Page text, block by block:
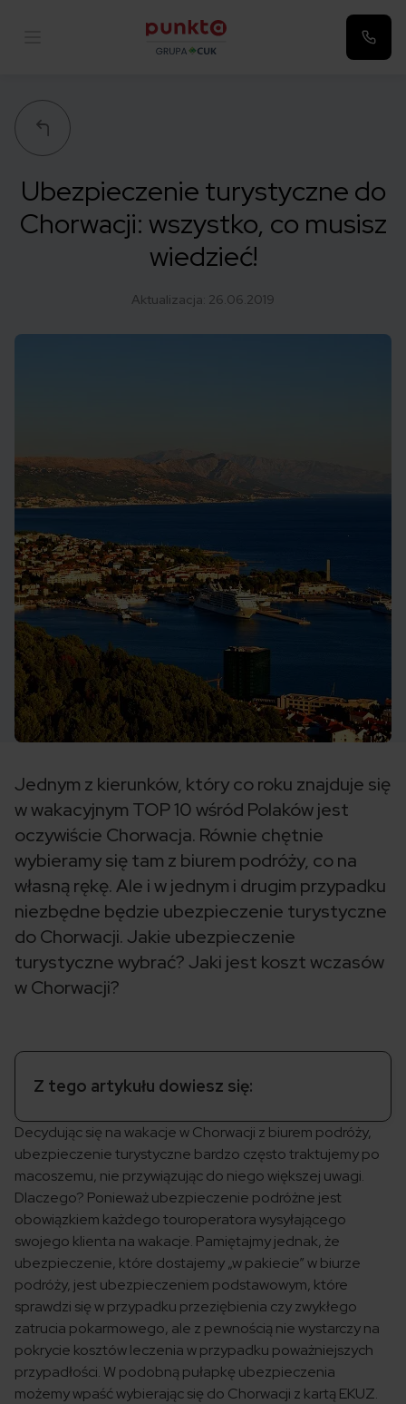
Ubezpieczenie turystyczne do
Chorwacji: wszystko, co musisz
wiedzieć!
Aktualizacja: 26.06.2019
Jednym z kierunków, który co roku znajduje się
w wakacyjnym TOP 10 wśród Polaków jest
oczywiście Chorwacja. Równie chętnie
wybieramy się tam z biurem podróży, co na
własną rękę. Ale i w jednym i drugim przypadku
niezbędne będzie ubezpieczenie turystyczne
do Chorwacji. Jakie ubezpieczenie
turystyczne wybrać? Jaki jest koszt wczasów
w Chorwacji?
Z tego artykułu dowiesz się:
Decydując się na wakacje w Chorwacji z biurem podróży,
ubezpieczenie turystyczne bardzo często traktujemy po
macoszemu, nie przywiązując do niego większej uwagi.
Dlaczego? Ponieważ ubezpieczenie podróżne jest
obowiązkiem każdego touroperatora wysyłającego
swojego klienta na wakacje. Pamiętajmy jednak, że
ubezpieczenie, które dostajemy „w pakiecie” w biurze
podróży, jest ubezpieczeniem podstawowym, które
sprawdzi się w przypadku przeziębienia czy zwykłego
zatrucia pokarmowego, ale z pewnością nie wystarczy na
pokrycie kosztów leczenia w przypadku poważniejszych
przypadłości. W podobną pułapkę ubezpieczenia
możemy wpaść wybierając się do Chorwacji z kartą EKUZ.